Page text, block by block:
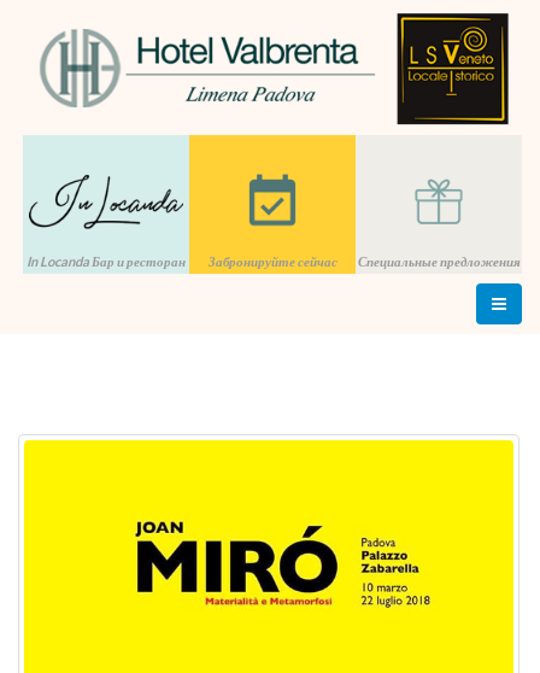
Специальные предложения
Забронируйте сейчас
In Locanda Бар и ресторан